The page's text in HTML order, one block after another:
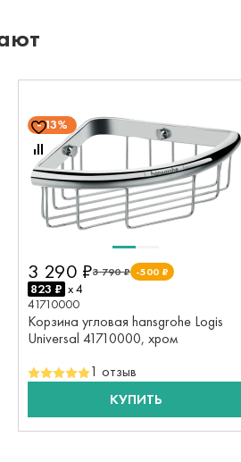
13%
3 790 ₽ -500 ₽
3 290 ₽
823 ₽ x 4
41710000
Корзина угловая hansgrohe Logis
Universal 41710000, хром
1 отзыв
КУПИТЬ